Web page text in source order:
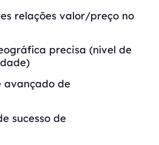
relações valor/preço no
precisa (nível de
avançado de
sucesso de